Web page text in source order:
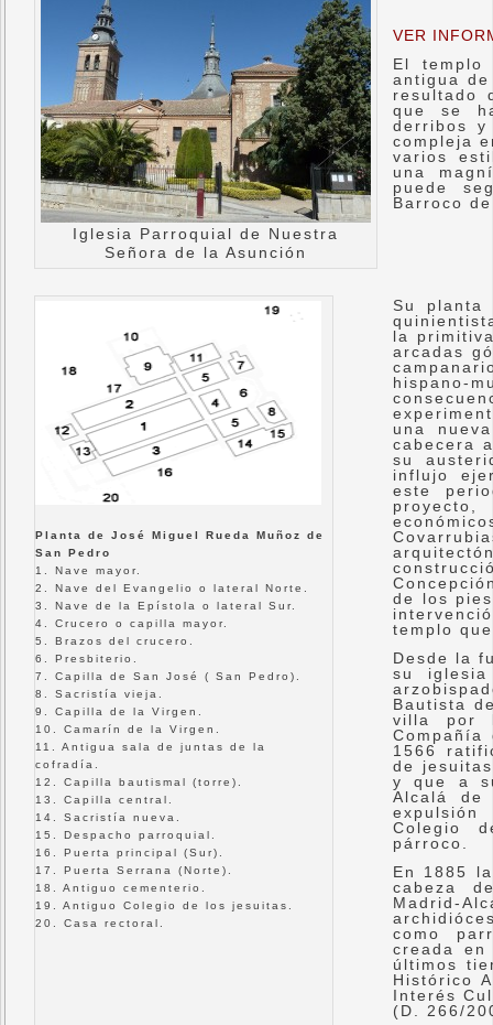
Iglesia Parroquial de Nuestra
Señora de la Asunción
VER
El templo
antigua
resultado
que se
derribos y
compleja
varios
una
puede
Barroco
Planta de José Miguel Rueda Muñoz de
San Pedro
1. Nave mayor.
2. Nave del Evangelio o lateral Norte.
3. Nave de la Epístola o lateral Sur.
4. Crucero o capilla mayor.
5. Brazos del crucero.
6. Presbiterio.
7. Capilla de San José ( San Pedro).
8. Sacristía vieja.
9. Capilla de la Virgen.
10. Camarín de la Virgen.
11. Antigua sala de juntas de la
cofradía.
12. Capilla bautismal (torre).
13. Capilla central.
14. Sacristía nueva.
15. Despacho parroquial.
16. Puerta principal (Sur).
17. Puerta Serrana (Norte).
18. Antiguo cementerio.
19. Antiguo Colegio de los jesuitas.
20. Casa rectoral.
Su planta
la
arcadas
una
cabecera
su
influjo
este
de los
templo
Desde la
su
Bautista
villa por
1566
de
y que a
Alcalá de
Colegio
párroco.
En 1885
cabeza
Madrid-
como
creada
últimos
Histórico
Interés
(D. 266/